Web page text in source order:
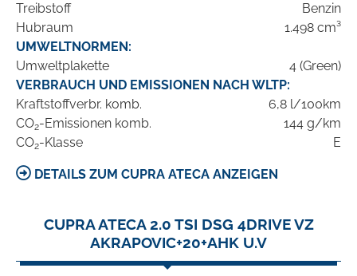
Treibstoff
Benzin
Hubraum
1.498 cm³
UMWELTNORMEN:
Umweltplakette
4 (Green)
VERBRAUCH UND EMISSIONEN NACH WLTP:
Kraftstoffverbr. komb.
6,8 l/100km
CO2-Emissionen komb.
144 g/km
CO2-Klasse E
DETAILS ZUM CUPRA ATECA ANZEIGEN
CUPRA ATECA 2.0 TSI DSG 4DRIVE VZ
AKRAPOVIC+20+AHK U.V